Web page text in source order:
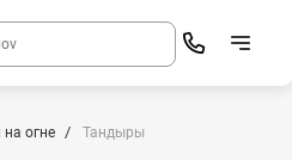
на огне Тандыры